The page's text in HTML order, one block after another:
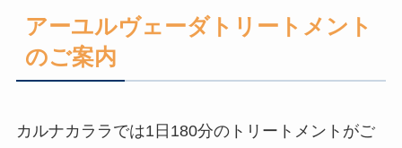
アーユルヴェーダトリートメント
のご案内
カルナカララでは1日180分のトリートメントがご